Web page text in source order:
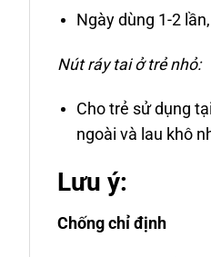
Ngày dùng 1-2
Nút ráy tai ở trẻ nhỏ:
Cho trẻ sử dụng
ngoài và lau khô
Lưu ý:
Chống chỉ định